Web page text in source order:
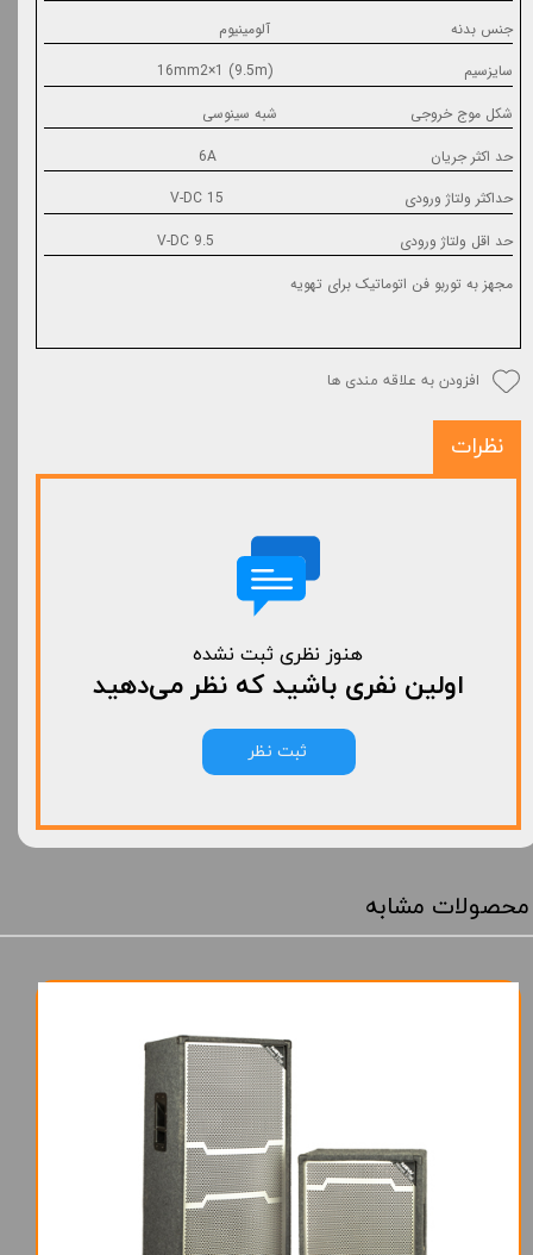
جنس بدنه آلومینیوم
سایزسیم
16mm2×1 (9.5m)
شکل موج خروجی شبه سینوسی
حد اکثر جریان 6A
حداکثر ولتاژ ورودی 15 V-DC
حد اقل ولتاژ ورودی 9.5 V-DC
مجهز به توربو فن اتوماتیک برای تهویه
افزودن به علاقه مندی ها
نظرات
هنوز نظری ثبت نشده
اولین نفری باشید که نظر می‌دهید
ثبت نظر
محصولات مشابه